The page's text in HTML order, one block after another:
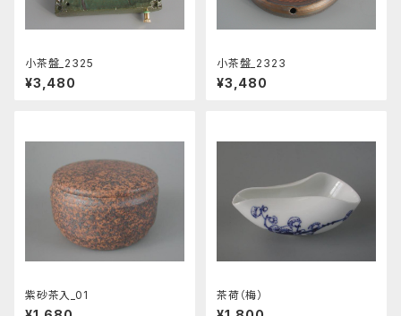
小茶盤_2325
¥3,480
小茶盤_2323
¥3,480
紫砂茶入_01 茶荷（梅）